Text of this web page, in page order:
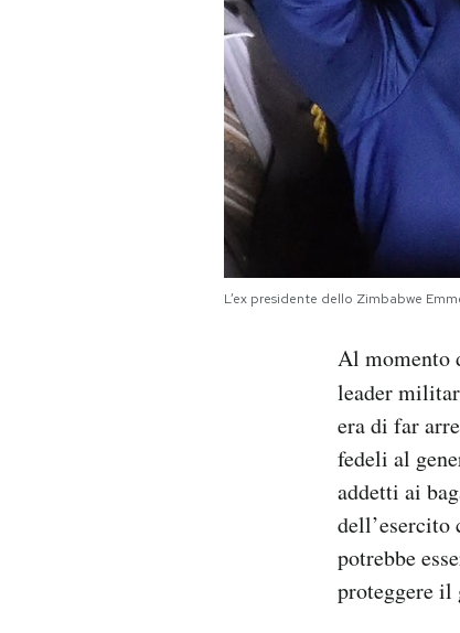
L’ex presidente dello Zimbabwe
Al momento
leader
era di far
fedeli al
addetti ai
potrebbe
proteggere il